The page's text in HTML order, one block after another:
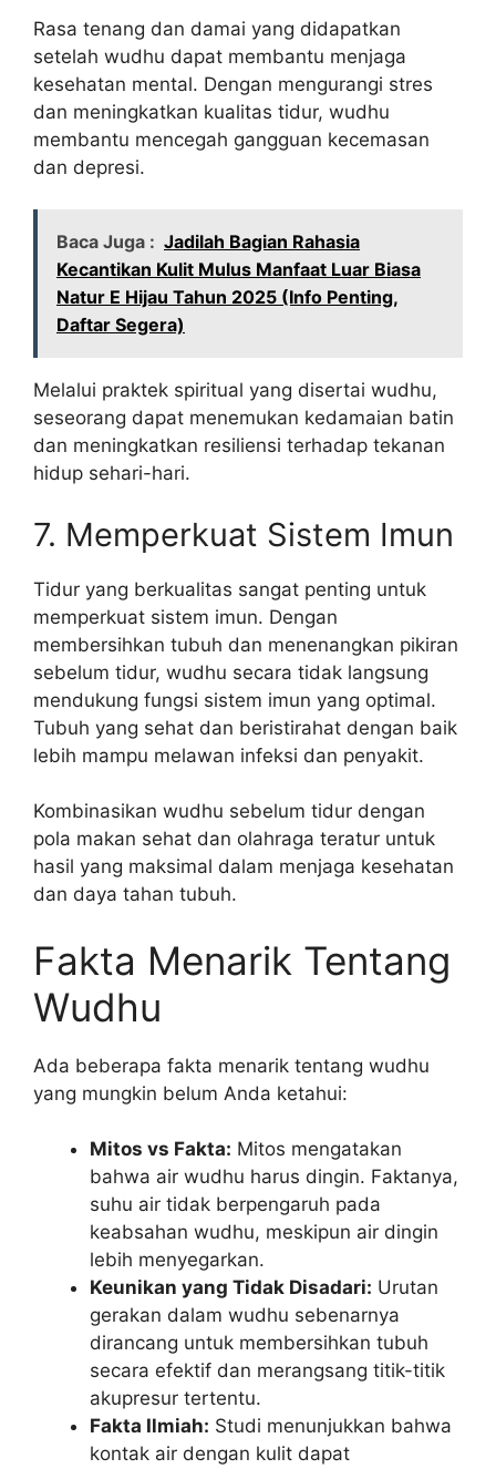
Rasa tenang dan damai yang didapatkan
setelah wudhu dapat membantu menjaga
kesehatan mental. Dengan mengurangi stres
dan meningkatkan kualitas tidur, wudhu
membantu mencegah gangguan kecemasan
dan depresi.
Baca Juga : Jadilah Bagian Rahasia
Kecantikan Kulit Mulus Manfaat Luar Biasa
Natur E Hijau Tahun 2025 (Info Penting,
Daftar Segera)
Melalui praktek spiritual yang disertai wudhu,
seseorang dapat menemukan kedamaian batin
dan meningkatkan resiliensi terhadap tekanan
hidup sehari-hari.
7. Memperkuat Sistem Imun
Tidur yang berkualitas sangat penting untuk
memperkuat sistem imun. Dengan
membersihkan tubuh dan menenangkan pikiran
sebelum tidur, wudhu secara tidak langsung
mendukung fungsi sistem imun yang optimal.
Tubuh yang sehat dan beristirahat dengan baik
lebih mampu melawan infeksi dan penyakit.
Kombinasikan wudhu sebelum tidur dengan
pola makan sehat dan olahraga teratur untuk
hasil yang maksimal dalam menjaga kesehatan
dan daya tahan tubuh.
Fakta Menarik Tentang
Wudhu
Ada beberapa fakta menarik tentang wudhu
yang mungkin belum Anda ketahui:
Mitos vs Fakta: Mitos mengatakan
bahwa air wudhu harus dingin. Faktanya,
suhu air tidak berpengaruh pada
keabsahan wudhu, meskipun air dingin
lebih menyegarkan.
Keunikan yang Tidak Disadari: Urutan
gerakan dalam wudhu sebenarnya
dirancang untuk membersihkan tubuh
secara efektif dan merangsang titik-titik
akupresur tertentu.
Fakta Ilmiah: Studi menunjukkan bahwa
kontak air dengan kulit dapat